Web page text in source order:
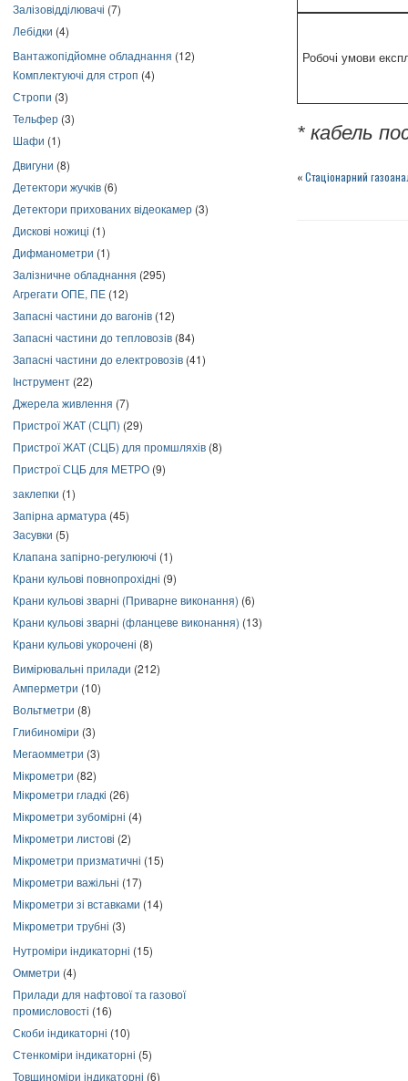
Залізовідділювачі (7)
Лебідки (4)
Вантажопідйомне обладнання (12)
Комплектуючі для строп (4)
Стропи (3)
Тельфер (3)
Шафи (1)
Двигуни (8)
Детектори жучків (6)
Детектори прихованих відеокамер (3)
Дискові ножиці (1)
Дифманометри (1)
Залізничне обладнання (295)
Агрегати ОПЕ, ПЕ (12)
Запасні частини до вагонів (12)
Запасні частини до тепловозів (84)
Запасні частини до електровозів (41)
Інструмент (22)
Джерела живлення (7)
Пристрої ЖАТ (СЦП) (29)
Пристрої ЖАТ (СЦБ) для промшляхів (8)
Пристрої СЦБ для МЕТРО (9)
заклепки (1)
Запірна арматура (45)
Засувки (5)
Клапана запірно-регулюючі (1)
Крани кульові повнопрохідні (9)
Крани кульові зварні (Приварне виконання) (6)
Крани кульові зварні (фланцеве виконання) (13)
Крани кульові укорочені (8)
Вимірювальні прилади (212)
Амперметри (10)
Вольтметри (8)
Глибиноміри (3)
Мегаомметри (3)
Мікрометри (82)
Мікрометри гладкі (26)
Мікрометри зубомірні (4)
Мікрометри листові (2)
Мікрометри призматичні (15)
Мікрометри важільні (17)
Мікрометри зі вставками (14)
Мікрометри трубні (3)
Нутроміри індикаторні (15)
Омметри (4)
Прилади для нафтової та газової
промисловості (16)
Скоби індикаторні (10)
Стенкоміри індикаторні (5)
Товщиноміри індикаторні (6)
Робочі умови
* кабель
«Стаціонарний